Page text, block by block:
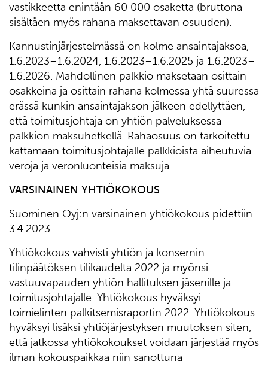
vastikkeetta enintään 60 000 osaketta (bruttona
sisältäen myös rahana maksettavan osuuden).
Kannustinjärjestelmässä on kolme ansaintajaksoa,
1.6.2023–1.6.2024, 1.6.2023–1.6.2025 ja 1.6.2023–
1.6.2026. Mahdollinen palkkio maksetaan osittain
osakkeina ja osittain rahana kolmessa yhtä suuressa
erässä kunkin ansaintajakson jälkeen edellyttäen,
että toimitusjohtaja on yhtiön palveluksessa
palkkion maksuhetkellä. Rahaosuus on tarkoitettu
kattamaan toimitusjohtajalle palkkioista aiheutuvia
veroja ja veronluonteisia maksuja.
VARSINAINEN YHTIÖKOKOUS
Suominen Oyj:n varsinainen yhtiökokous pidettiin
3.4.2023.
Yhtiökokous vahvisti yhtiön ja konsernin
tilinpäätöksen tilikaudelta 2022 ja myönsi
vastuuvapauden yhtiön hallituksen jäsenille ja
toimitusjohtajalle. Yhtiökokous hyväksyi
toimielinten palkitsemisraportin 2022. Yhtiökokous
hyväksyi lisäksi yhtiöjärjestyksen muutoksen siten,
että jatkossa yhtiökokoukset voidaan järjestää myös
ilman kokouspaikkaa niin sanottuna